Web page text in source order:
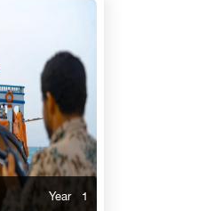
1 Year